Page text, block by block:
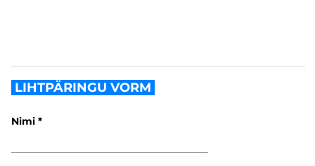
LIHTPÄRINGU VORM
Nimi